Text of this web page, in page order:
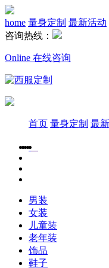
home 量身定制 最新活动
咨询热线：
Online 在线咨询
首页 量身定制 最
男装
女装
儿童装
老年装
饰品
鞋子